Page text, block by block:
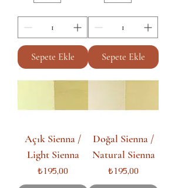
Sepete Ekle Sepete Ekle
Açık Sienna /
Light Sienna
Fiyat
₺195,00
Doğal Sienna /
Natural Sienna
Fiyat
₺195,00